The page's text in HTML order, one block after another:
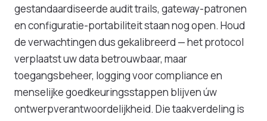
gestandaardiseerde audit trails, gateway-patronen
en configuratie-portabiliteit staan nog open. Houd
de verwachtingen dus gekalibreerd — het protocol
verplaatst uw data betrouwbaar, maar
toegangsbeheer, logging voor compliance en
menselijke goedkeuringsstappen blijven úw
ontwerpverantwoordelijkheid. Die taakverdeling is